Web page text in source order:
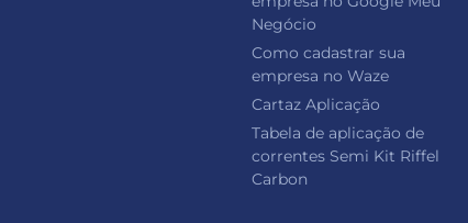
Negócio
Como cadastrar sua
empresa no Waze
Cartaz Aplicação
Tabela de aplicação de
correntes Semi Kit Riffel
Carbon